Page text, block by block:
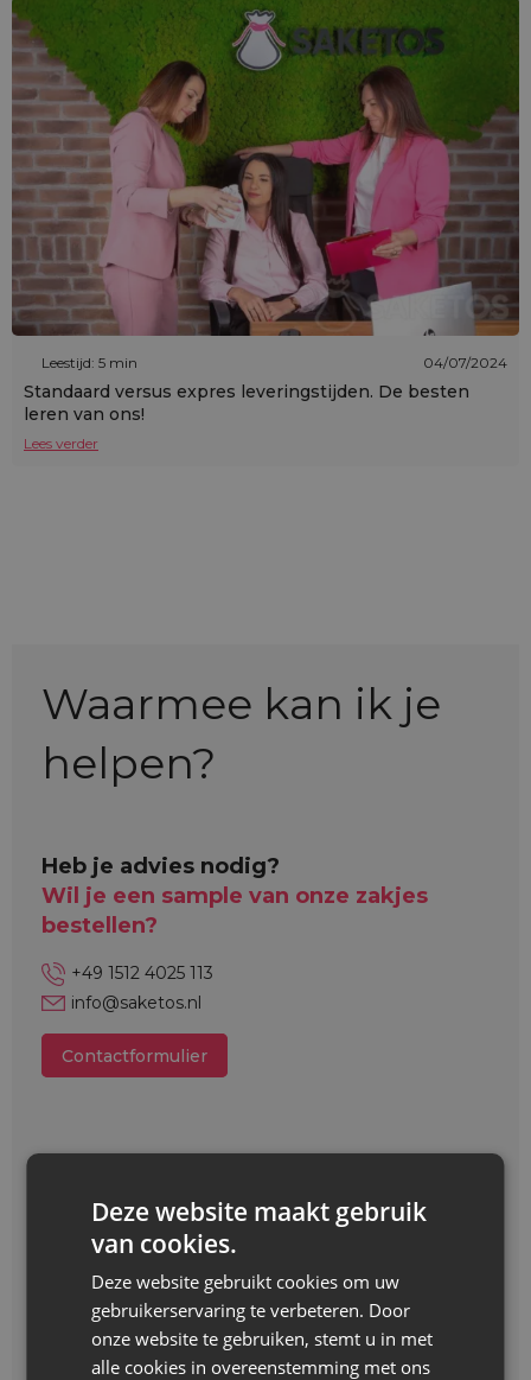
Leestijd: 5 min 04/07/2024
Standaard versus expres leveringstijden. De besten
leren van ons!
Lees verder
Waarmee kan ik je
helpen?
Heb je advies nodig?
Wil je een sample van onze zakjes
bestellen?
+49 1512 4025 113
info@saketos.nl
Contactformulier
Deze website maakt gebruik
van cookies.
Deze website gebruikt cookies om uw
gebruikerservaring te verbeteren. Door
onze website te gebruiken, stemt u in met
alle cookies in overeenstemming met ons